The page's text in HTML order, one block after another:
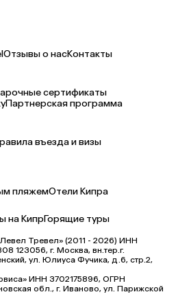
Отзывы о насКонтакты
сертификаты
Партнерская программа
въезда и визы
пляжемОтели Кипра
на КипрГорящие туры
Тревел» (2011 - 2026) ИНН
123056, г. Москва, вн.тер.г.
ул. Юлиуса Фучика, д.6, стр.2,
ИНН 3702175896, ОГРН
обл., г. Иваново, ул. Парижской